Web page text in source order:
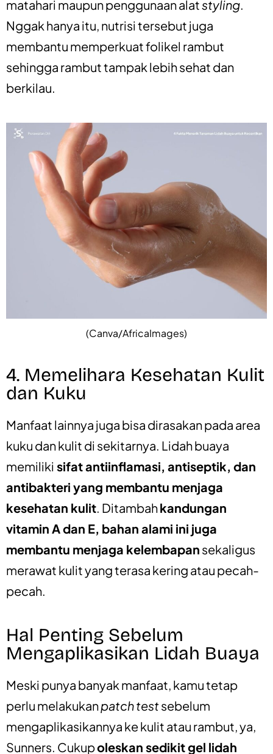
matahari maupun penggunaan alatstyling.
Nggak hanya itu, nutrisi tersebut juga
membantu memperkuat folikel rambut
sehingga rambut tampak lebih sehat dan
berkilau.
(Canva/AfricaImages)
4. Memelihara Kesehatan Kulit
dan Kuku
Manfaat lainnya juga bisa dirasakan pada area
kuku dan kulit di sekitarnya. Lidah buaya
memiliki sifat antiinflamasi, antiseptik, dan
antibakteri yang membantu menjaga
kesehatan kulit. Ditambahkandungan
vitamin A dan E, bahan alami ini juga
membantu menjaga kelembapan sekaligus
merawat kulit yang terasa kering atau pecah-
pecah.
Hal Penting Sebelum
Mengaplikasikan Lidah Buaya
Meski punya banyak manfaat, kamu tetap
perlu melakukanpatch testsebelum
mengaplikasikannya ke kulit atau rambut, ya,
Sunners. Cukupoleskan sedikit gel lidah